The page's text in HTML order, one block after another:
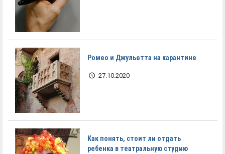
Ромео и Джульетта на карантине
27.10.2020
Как понять, стоит ли отдать
ребенка в театральную студию